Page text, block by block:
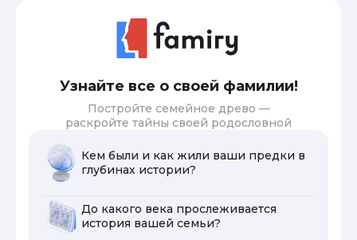
Узнайте все о своей фамилии!
Постройте семейное древо —
раскройте тайны своей родословной
Кем были и как жили ваши предки в
глубинах истории?
До какого века прослеживается
история вашей семьи?